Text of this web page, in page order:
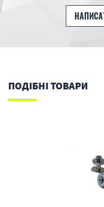
ПОДІБНІ ТОВАРИ